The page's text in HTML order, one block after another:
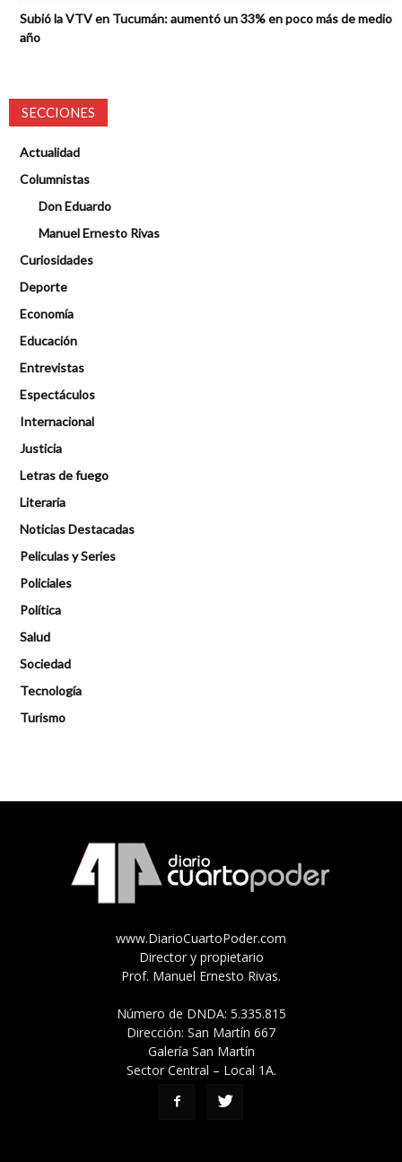
Subió la VTV en Tucumán: aumentó un 33% en poco más de medio
año
SECCIONES
Actualidad
Columnistas
Don Eduardo
Manuel Ernesto Rivas
Curiosidades
Deporte
Economía
Educación
Entrevistas
Espectáculos
Internacional
Justicia
Letras de fuego
Literaria
Noticias Destacadas
Peliculas y Series
Policiales
Política
Salud
Sociedad
Tecnología
Turismo
www.DiarioCuartoPoder.com
Director y propietario
Prof. Manuel Ernesto Rivas.
Número de DNDA: 5.335.815
Dirección: San Martín 667
Galería San Martín
Sector Central – Local 1A.